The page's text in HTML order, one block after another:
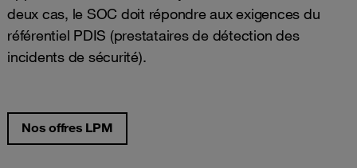
deux cas, le SOC doit répondre aux exigences du
référentiel PDIS (prestataires de détection des
incidents de sécurité).
Nos offres LPM